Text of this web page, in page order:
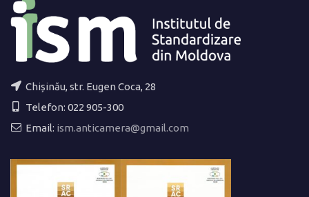
Chișinău, str. Eugen Coca, 28
Telefon: 022 905-300
Email: ism.anticamera@gmail.com